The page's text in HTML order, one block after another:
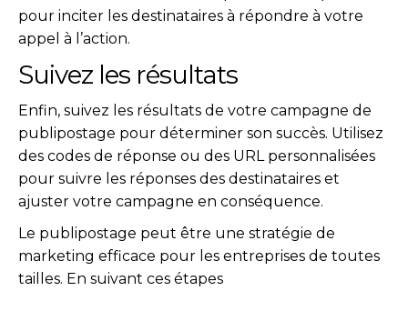
pour inciter les destinataires à répondre à votre
appel à l’action.
Suivez les résultats
Enfin, suivez les résultats de votre campagne de
publipostage pour déterminer son succès. Utilisez
des codes de réponse ou des URL personnalisées
pour suivre les réponses des destinataires et
ajuster votre campagne en conséquence.
Le publipostage peut être une stratégie de
marketing efficace pour les entreprises de toutes
tailles. En suivant ces étapes